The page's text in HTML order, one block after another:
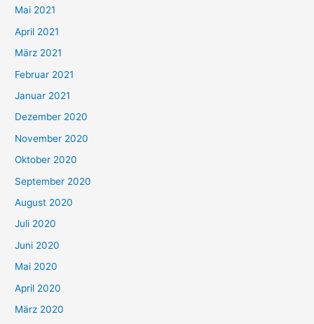
h
:
Mai 2021
April 2021
März 2021
Februar 2021
Januar 2021
Dezember 2020
November 2020
Oktober 2020
September 2020
August 2020
Juli 2020
Juni 2020
Mai 2020
April 2020
März 2020